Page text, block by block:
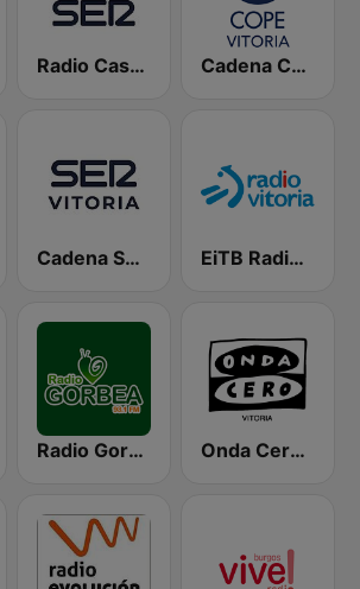
Radio Castilla SER Cadena COPE Vitoria
Cadena SER Vitoria EiTB Radio Vitoria
Radio Gorbea Onda Cero Vitoria